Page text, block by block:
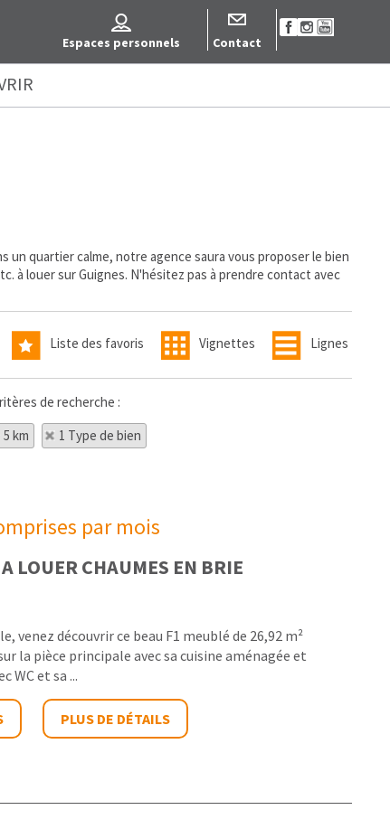
Contact
Espaces personnels
quartier calme, notre agence saura vous proposer le bien
à louer sur Guignes. N'hésitez pas à prendre contact avec
Liste des favoris Vignettes Lignes
de recherche :
km
1 Type de bien
par mois
LOUERCHAUMES EN BRIE
venez découvrir ce beau F1 meublé de 26,92 m²
la pièce principale avec sa cuisine aménagée et
WC et sa ...
PLUS DE DÉTAILS